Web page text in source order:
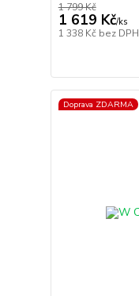
1 799 Kč
1 619 Kč/ks
1 338 Kč bez DPH
Doprava ZDARMA